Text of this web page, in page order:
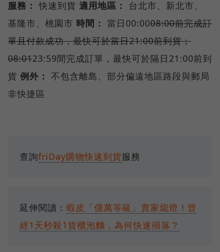
服務： 快速到貨 適用地區：
台北市、新北市、
基隆市、桃園市 時間： 當日00:0008:00前完成訂
單且付款成功，最快可於當日21:00前到貨；
08:0123:59間完成訂單，最快可於隔日21:00前到
貨 例外： 不包含離島、部分偏遠地區路段與郵局
非快捷區
查詢friDay購物快速到貨服務
延伸閱讀： 蝦皮「億萬等級」賣家熄燈！曾
經1天秒殺1貨櫃泡麵，為何快速殞落？